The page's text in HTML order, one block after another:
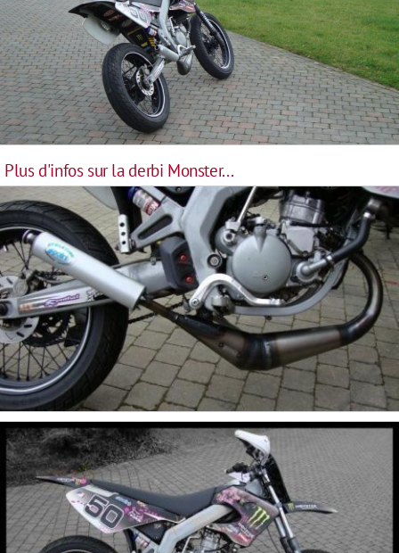
Plus d'infos sur la derbi Monster...